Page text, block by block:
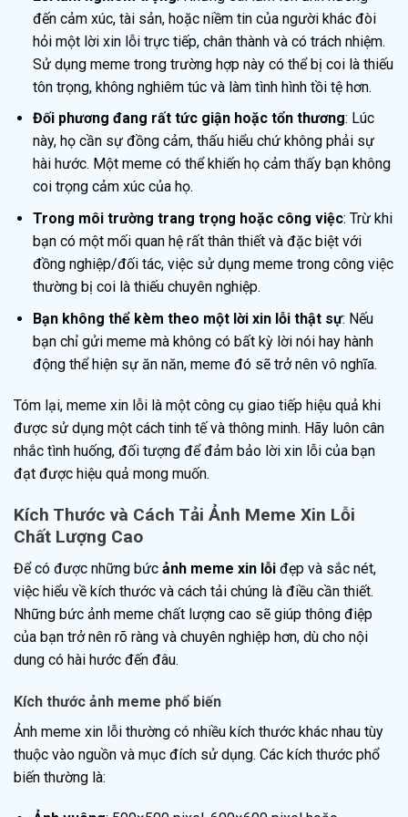
đến cảm xúc, tài sản, hoặc niềm tin của người khác đòi
hỏi một lời xin lỗi trực tiếp, chân thành và có trách nhiệm.
Sử dụng meme trong trường hợp này có thể bị coi là thiếu
tôn trọng, không nghiêm túc và làm tình hình tồi tệ hơn.
Đối phương đang rất tức giận hoặc tổn thương: Lúc
này, họ cần sự đồng cảm, thấu hiểu chứ không phải sự
hài hước. Một meme có thể khiến họ cảm thấy bạn không
coi trọng cảm xúc của họ.
Trong môi trường trang trọng hoặc công việc: Trừ khi
bạn có một mối quan hệ rất thân thiết và đặc biệt với
đồng nghiệp/đối tác, việc sử dụng meme trong công việc
thường bị coi là thiếu chuyên nghiệp.
Bạn không thể kèm theo một lời xin lỗi thật sự: Nếu
bạn chỉ gửi meme mà không có bất kỳ lời nói hay hành
động thể hiện sự ăn năn, meme đó sẽ trở nên vô nghĩa.
Tóm lại, meme xin lỗi là một công cụ giao tiếp hiệu quả khi
được sử dụng một cách tinh tế và thông minh. Hãy luôn cân
nhắc tình huống, đối tượng để đảm bảo lời xin lỗi của bạn
đạt được hiệu quả mong muốn.
Kích Thước và Cách Tải Ảnh Meme Xin Lỗi
Chất Lượng Cao
Để có được những bức ảnh meme xin lỗi đẹp và sắc nét,
việc hiểu về kích thước và cách tải chúng là điều cần thiết.
Những bức ảnh meme chất lượng cao sẽ giúp thông điệp
của bạn trở nên rõ ràng và chuyên nghiệp hơn, dù cho nội
dung có hài hước đến đâu.
Kích thước ảnh meme phổ biến
Ảnh meme xin lỗi thường có nhiều kích thước khác nhau tùy
thuộc vào nguồn và mục đích sử dụng. Các kích thước phổ
biến thường là: